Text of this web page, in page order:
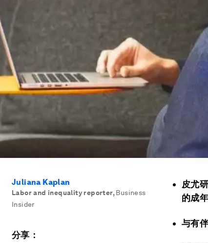
Juliana Kaplan
Labor and inequality reporter, Business
Insider
分享：
皮尤
的成
与有